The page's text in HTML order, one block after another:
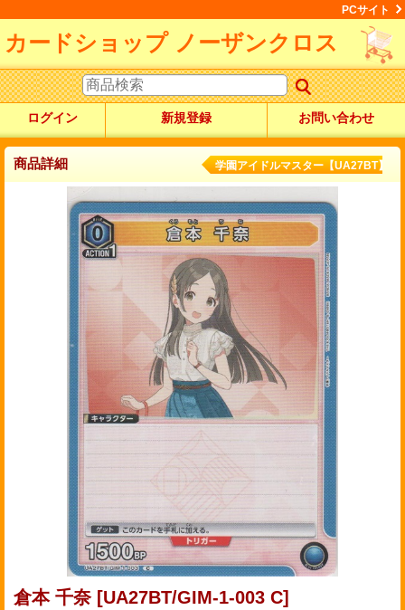
PCサイト
カードショップ ノーザンクロス
ログイン 新規登録 お問い合わせ
商品詳細 学園アイドルマスター【UA27BT】
倉本 千奈 [UA27BT/GIM-1-003 C]